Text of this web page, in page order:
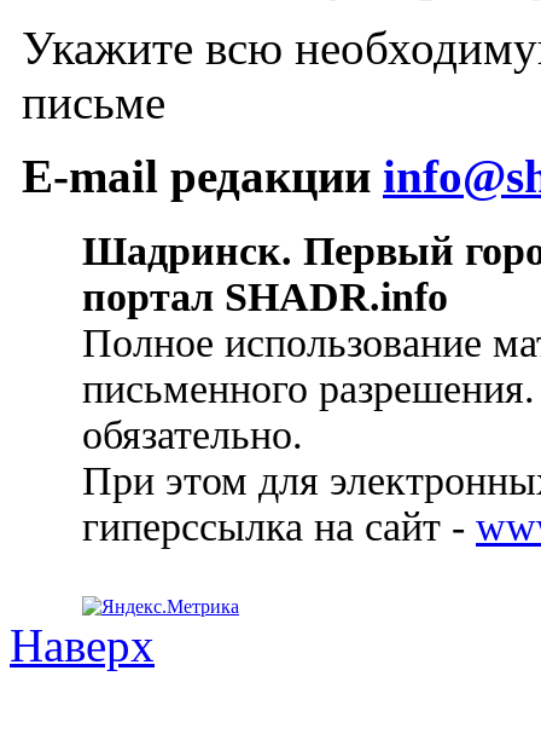
Укажите всю
письме
E-mail редакции
Шадринск. Первый
портал SHADR.info
Полное использование
письменного
обязательно.
При этом для
гиперссылка на сайт -
Наверх